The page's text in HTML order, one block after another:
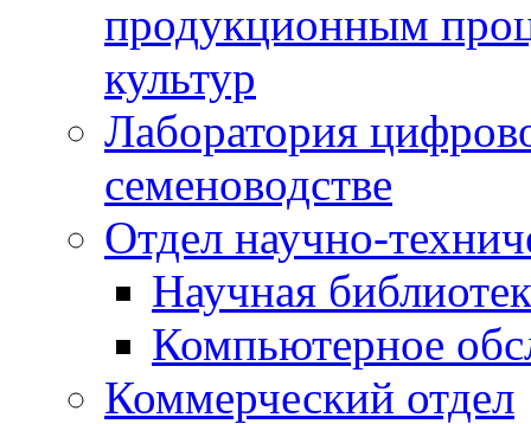
продукционным
культур
Лаборатория
семеноводстве
Отдел научно-
Научная
Компьютерное
Коммерческий отдел